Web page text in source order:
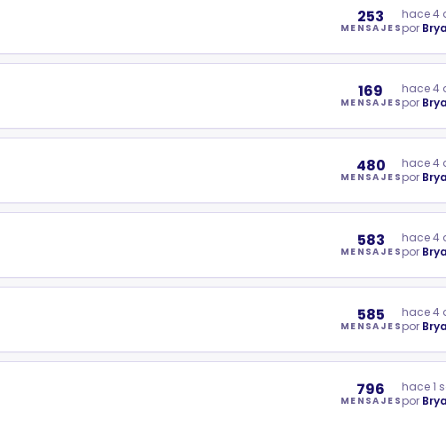
253
MENSAJES
hace 4
por
169
MENSAJES
hace 4
por
480
MENSAJES
hace 4
por
583
MENSAJES
hace 4
por
585
MENSAJES
hace 4
por
796
MENSAJES
hace 1
por